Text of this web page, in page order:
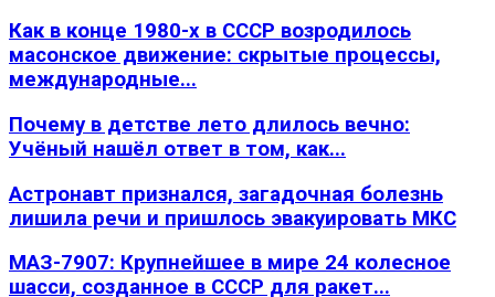
Как в конце 1980-х в СССР возродилось
масонское движение: скрытые процессы,
международные...
Почему в детстве лето длилось вечно:
Учёный нашёл ответ в том, как...
Астронавт признался, загадочная болезнь
лишила речи и пришлось эвакуировать МКС
МАЗ-7907: Крупнейшее в мире 24 колесное
шасси, созданное в СССР для ракет...